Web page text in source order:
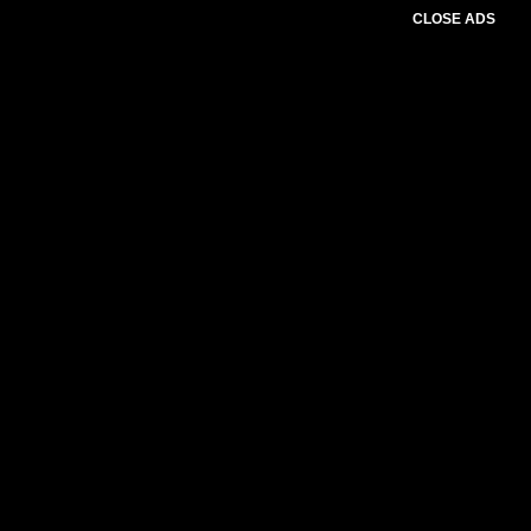
CLOSE ADS